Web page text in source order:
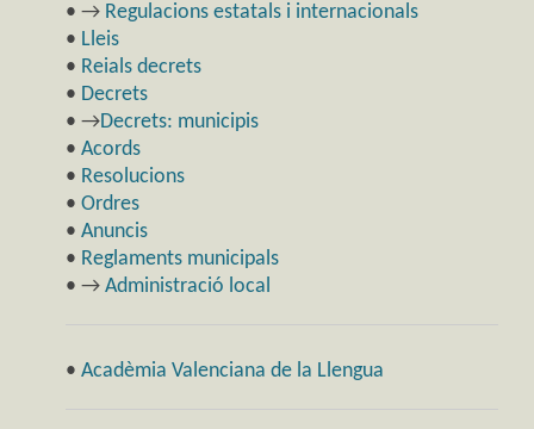
• → Regulacions estatals i internacionals
• Lleis
• Reials decrets
• Decrets
• →Decrets: municipis
• Acords
• Resolucions
• Ordres
• Anuncis
• Reglaments municipals
• → Administració local
• Acadèmia Valenciana de la Llengua